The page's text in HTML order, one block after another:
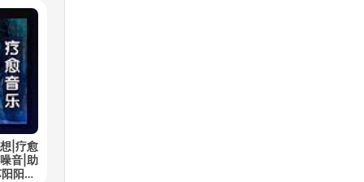
|疗愈
音|助
阳频